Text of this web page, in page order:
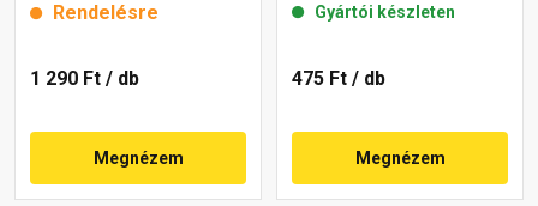
Rendelésre
1 290 Ft / db
Megnézem
Gyártói készleten
475 Ft / db
Megnézem